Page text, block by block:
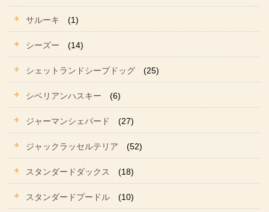
サルーキ (1)
シーズー (14)
シェットランドシープドッグ (25)
シベリアンハスキー (6)
ジャーマンシェパード (27)
ジャックラッセルテリア (52)
スタンダードダックス (18)
スタンダードプードル (10)